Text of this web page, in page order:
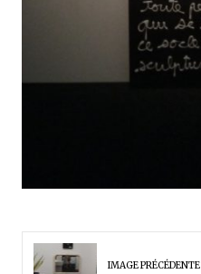
IMAGE PRÉCÉDENTE